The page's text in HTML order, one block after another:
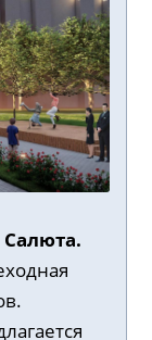
Салюта.